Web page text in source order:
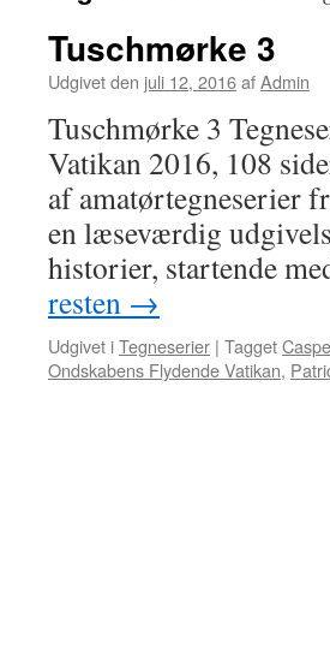
Tuschmørke 3
Udgivet den juli 12, 2016afAdmin
Tuschmørke 3
Vatikan 2016, 108
af amatørtegneserier
en læseværdig
historier, startende
resten →
Udgivet iTegneserier | Tagget
Ondskabens Flydende Vatikan,